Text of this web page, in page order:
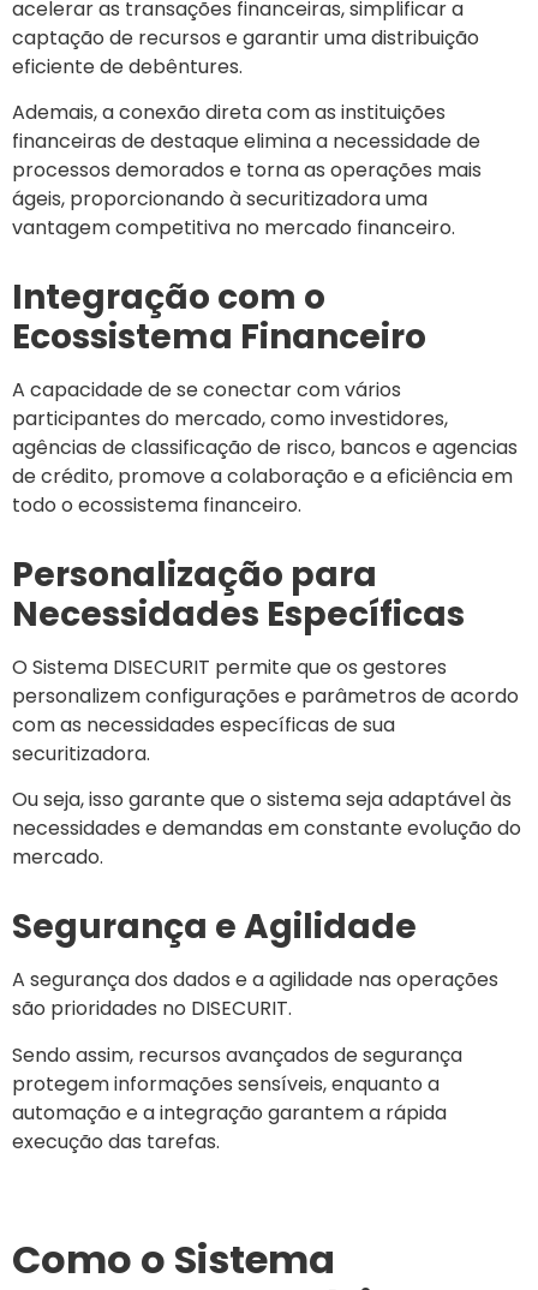
acelerar as transações financeiras, simplificar a
captação de recursos e garantir uma distribuição
eficiente de debêntures.
Ademais, a conexão direta com as instituições
financeiras de destaque elimina a necessidade de
processos demorados e torna as operações mais
ágeis, proporcionando à securitizadora uma
vantagem competitiva no mercado financeiro.
Integração com o
Ecossistema Financeiro
A capacidade de se conectar com vários
participantes do mercado, como investidores,
agências de classificação de risco, bancos e agencias
de crédito, promove a colaboração e a eficiência em
todo o ecossistema financeiro.
Personalização para
Necessidades Específicas
O Sistema DISECURIT permite que os gestores
personalizem configurações e parâmetros de acordo
com as necessidades específicas de sua
securitizadora.
Ou seja, isso garante que o sistema seja adaptável às
necessidades e demandas em constante evolução do
mercado.
Segurança e Agilidade
A segurança dos dados e a agilidade nas operações
são prioridades no DISECURIT.
Sendo assim, recursos avançados de segurança
protegem informações sensíveis, enquanto a
automação e a integração garantem a rápida
execução das tarefas.
Como o Sistema